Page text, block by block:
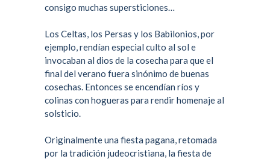
consigo muchas supersticiones…
Los Celtas, los Persas y los Babilonios, por
ejemplo, rendían especial culto al sol e
invocaban al dios de la cosecha para que el
final del verano fuera sinónimo de buenas
cosechas. Entonces se encendían ríos y
colinas con hogueras para rendir homenaje al
solsticio.
Originalmente una fiesta pagana, retomada
por la tradición judeocristiana, la fiesta de